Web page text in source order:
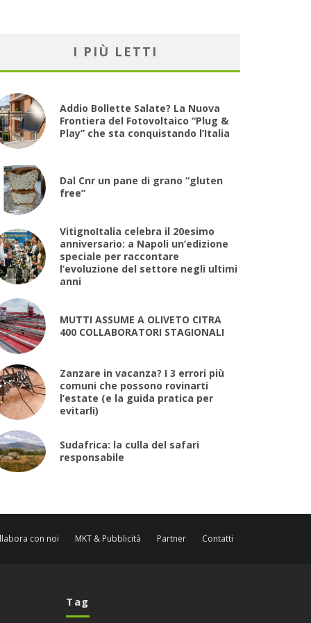
I PIÙ LETTI
Addio Bollette Salate? La Nuova
Frontiera del Fotovoltaico “Plug &
Play” che sta conquistando l’Italia
Dal Cnr un pane di grano “gluten
free”
VitignoItalia celebra il 20esimo
anniversario: a Napoli un’edizione
speciale per raccontare
l’evoluzione del settore negli ultimi
anni
MUTTI ASSUME A OLIVETO CITRA
400 COLLABORATORI STAGIONALI
Zanzare in vacanza? I 3 errori più
comuni che possono rovinarti
l’estate (e la guida pratica per
evitarli)
Sudafrica: la culla del safari
responsabile
con noi MKT & Pubblicità Partner Contatti
Tag